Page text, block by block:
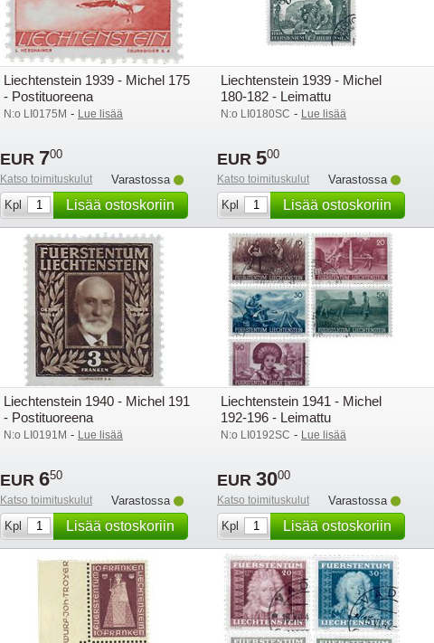
Liechtenstein 1939 - Michel 175
- Postituoreena
N:o LI0175M - Lue lisää
EUR 700
Katso toimituskulut
Varastossa
Kpl
Lisää ostoskoriin
Liechtenstein 1939 - Michel
180-182 - Leimattu
N:o LI0180SC - Lue lisää
EUR 500
Katso toimituskulut
Varastossa
Kpl
Lisää ostoskoriin
Liechtenstein 1940 - Michel 191
- Postituoreena
N:o LI0191M - Lue lisää
EUR 650
Katso toimituskulut
Varastossa
Kpl
Lisää ostoskoriin
Liechtenstein 1941 - Michel
192-196 - Leimattu
N:o LI0192SC - Lue lisää
EUR 3000
Katso toimituskulut
Varastossa
Kpl
Lisää ostoskoriin